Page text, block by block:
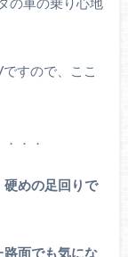
すので、ここ
．．
硬めの足回りで
路面でも気にな